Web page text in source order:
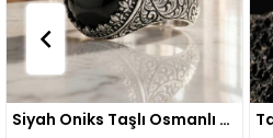
Siyah Oniks Taşlı Osmanlı Desenli Gümüş Yüzük